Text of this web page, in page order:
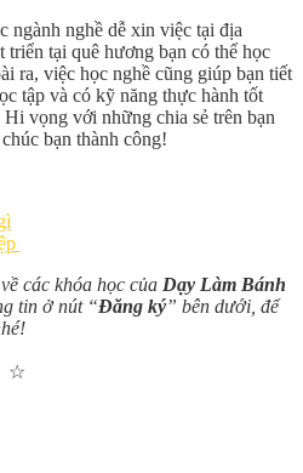
ngành nghề dễ xin việc tại địa
tại quê hương bạn có thể học
ra, việc học nghề cũng giúp bạn tiết
tập và có kỹ năng thực hành tốt
vọng với những chia sẻ trên bạn
bạn thành công!
các khóa học của Dạy Làm Bánh
tin ở nút “Đăng ký” bên dưới, để
☆